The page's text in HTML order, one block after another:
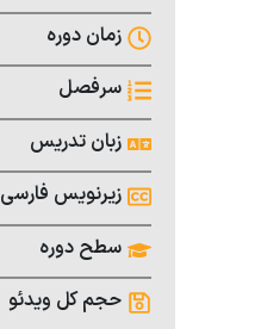
زمان دوره
سرفصل
زبان تدریس
زیرنویس فارسی
سطح دوره
حجم کل ویدئو